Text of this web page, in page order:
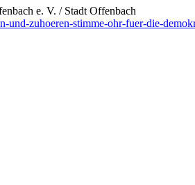
e. V. / Stadt Offenbach
und-zuhoeren-stimme-ohr-fuer-die-